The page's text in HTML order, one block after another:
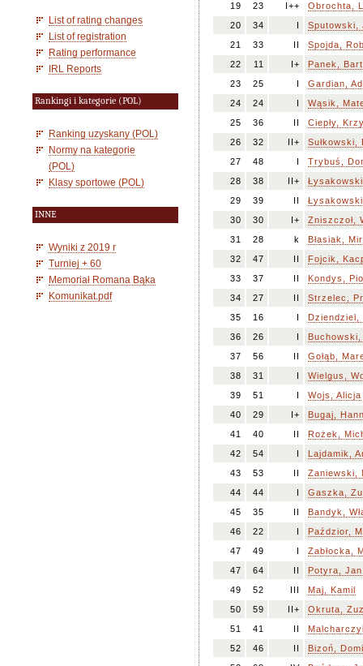
List of rating changes
List of registration
Rating performance
IRL Reports
Rankingi i kategorie (POL)
Ranking uzyskany (POL)
Normy na kategorie
(POL)
Klasy sportowe (POL)
INNE
Wyniki z 2019 r
Turniej + 60
Memoriał Romana Bąka
Komunikat.pdf
19
23 I++
Obrochta,
20
34 I
Sputowski,
21
33 II
Spojda,
22
11 I+
Panek,
23
25 I
Gardian,
24
24 I
Wąsik,
25
36 II
Ciepły,
26
32 II+
Sułkowski,
27
48 I
Trybuś,
28
38 II+
29
39 II
30
30 I+
Zniszczoł,
31
28 k
Błasiak,
32
47 II
Fojcik,
33
37 II
Kondys,
34
27 II
Strzelec,
35
16 I
Dziendziel,
36
26 I
Buchowski,
37
56 II
Gołąb,
38
31 I
Wielgus,
39
51 I
Wojs, Alicja
40
29 I+
Bugaj,
41
40 II
Rożek,
42
54 I
Lajdamik,
43
53 II
Zaniewski,
44
44 I
Gaszka,
45
35 II
Bandyk,
46
22 I
Paździor,
47
49 I
Zabłocka,
47
64 II
Potyra, Jan
49
52 III
Maj, Kamil
50
59 II+
Okruta,
51
41 II
52
46 II
Bizoń,